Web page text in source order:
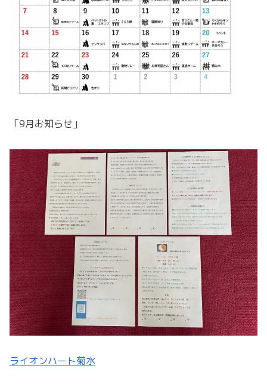
「9月お知らせ」
ライオンハート菊水